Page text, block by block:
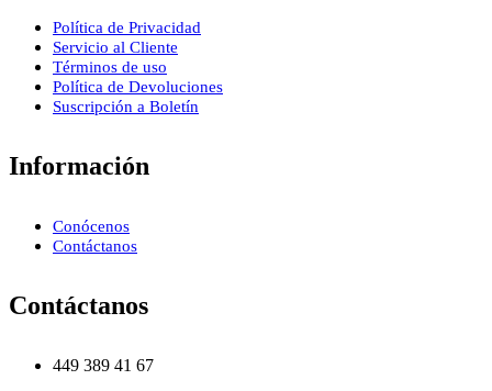
Política de Privacidad
Servicio al Cliente
Términos de uso
Política de Devoluciones
Suscripción a Boletín
Información
Conócenos
Contáctanos
Contáctanos
449 389 41 67